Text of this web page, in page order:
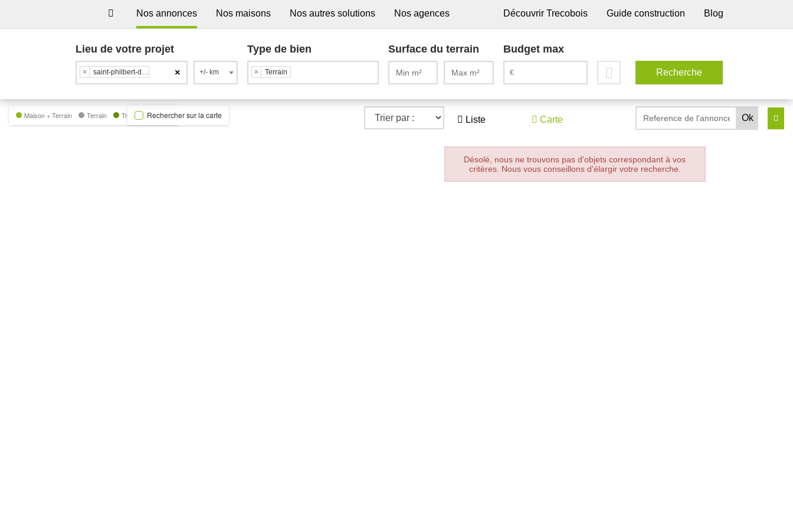
Nos annonces Nos maisons Nos autres solutions Nos agences Découvrir Trecobois Guide construction Blog
Lieu de votre projet
×
× saint-philbert-de-grand-lieu +/- km
Type de bien
× Terrain
Surface du terrain Budget max
Liste Carte
Maison + Terrain Terrain Trecobat GreenRechercher sur la carte
Désolé, nous ne trouvons pas d'objets correspondant à vos
critères. Nous vous conseillons d'élargir votre recherche.